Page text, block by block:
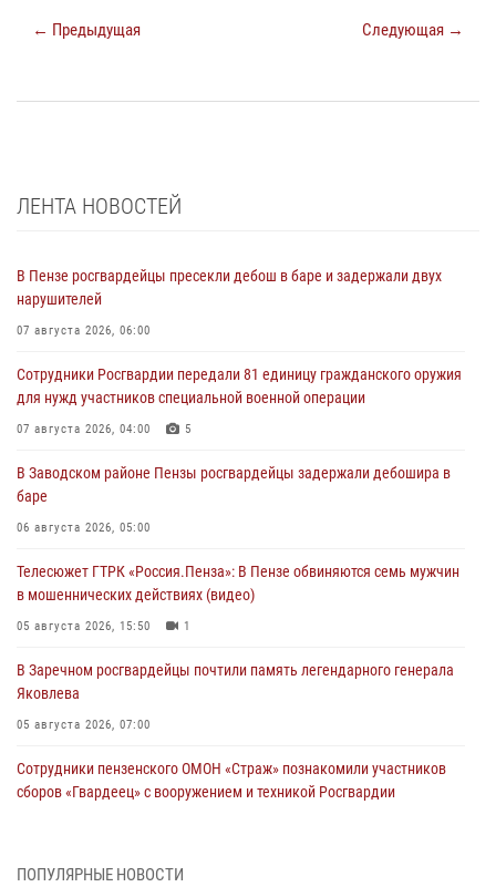
← Предыдущая Следующая →
ЛЕНТА НОВОСТЕЙ
В Пензе росгвардейцы пресекли дебош в баре и задержали двух
нарушителей
07 августа 2026, 06:00
Сотрудники Росгвардии передали 81 единицу гражданского оружия
для нужд участников специальной военной операции
07 августа 2026, 04:00 5
В Заводском районе Пензы росгвардейцы задержали дебошира в
баре
06 августа 2026, 05:00
Телесюжет ГТРК «Россия.Пенза»: В Пензе обвиняются семь мужчин
в мошеннических действиях (видео)
05 августа 2026, 15:50 1
В Заречном росгвардейцы почтили память легендарного генерала
Яковлева
05 августа 2026, 07:00
Сотрудники пензенского ОМОН «Страж» познакомили участников
сборов «Гвардеец» с вооружением и техникой Росгвардии
В Пензе сотрудники Росгвардии оказали помощь
ПОПУЛЯРНЫЕ НОВОСТИ